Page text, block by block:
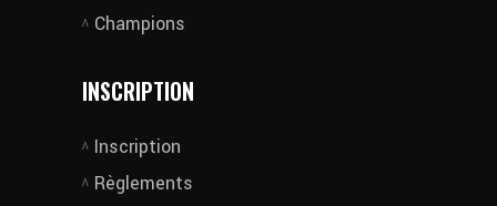
Champions
INSCRIPTION
Inscription
Règlements